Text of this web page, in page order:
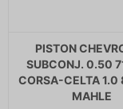
PISTON
SUBCONJ. 0.50
CORSA-CELTA 1.0
MAHLE